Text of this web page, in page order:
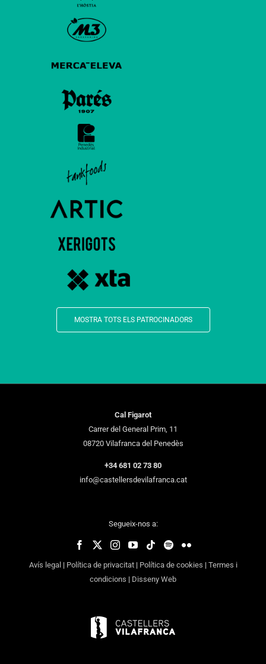
MOSTRA TOTS ELS PATROCINADORS
Cal Figarot
Carrer del General Prim, 11
08720 Vilafranca del Penedès
+34 681 02 73 80
info@castellersdevilafranca.cat
Segueix-nos a:
Avís legal | Política de privacitat| Política de cookies | Termes i
condicions | Disseny Web